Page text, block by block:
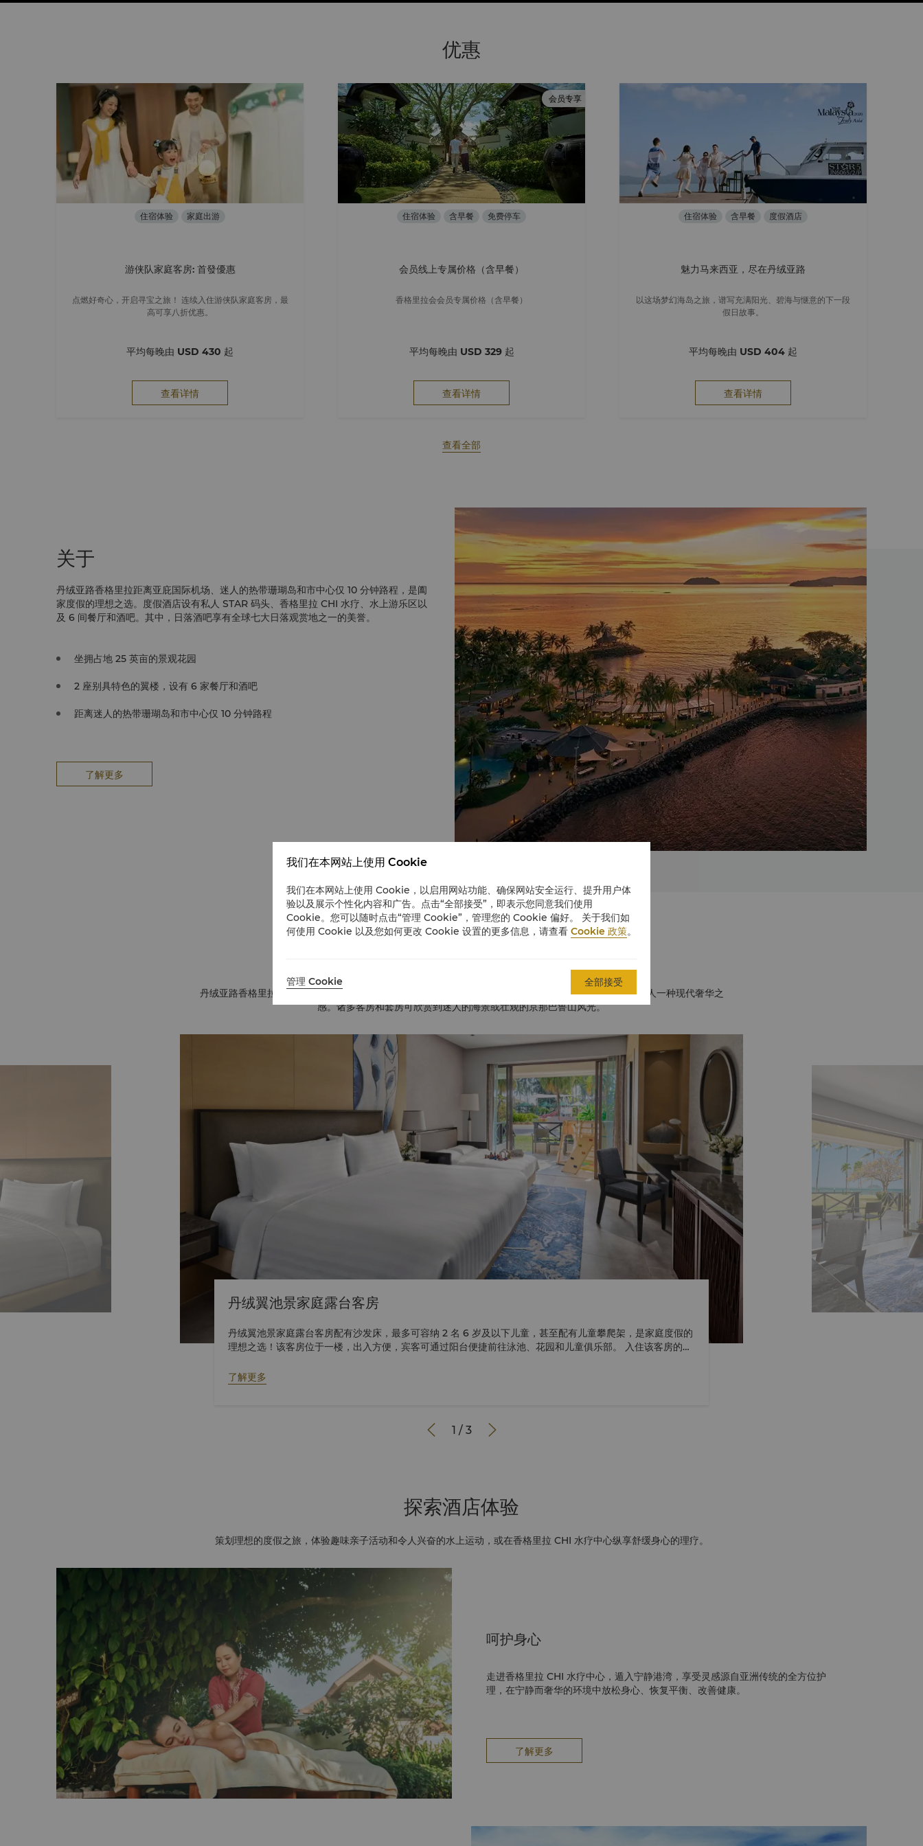
优惠
住宿体验 家庭出游
游侠队家庭客房: 首發優惠
点燃好奇心，开启寻宝之旅！ 连续入住游侠队家庭客房，最
高可享八折优惠。
平均每晚由 USD 430 起
查看详情
会员专享
住宿体验 含早餐 免费停车
会员线上专属价格（含早餐）
香格里拉会会员专属价格（含早餐）
平均每晚由 USD 329 起
查看详情
住宿体验 含早餐 度假酒店
魅力马来西亚，尽在丹绒亚路
以这场梦幻海岛之旅，谱写充满阳光、碧海与惬意的下一段
假日故事。
平均每晚由 USD 404 起
查看详情
查看全部
关于
丹绒亚路香格里拉距离亚庇国际机场、迷人的热带珊瑚岛和市中心仅 10 分钟路程，是阖
家度假的理想之选。度假酒店设有私人 STAR 码头、香格里拉 CHI 水疗、水上游乐区以
及 6 间餐厅和酒吧。其中，日落酒吧享有全球七大日落观赏地之一的美誉。
坐拥占地 25 英亩的景观花园
2 座别具特色的翼楼，设有 6 家餐厅和酒吧
距离迷人的热带珊瑚岛和市中心仅 10 分钟路程
了解更多
丹绒亚路香格里拉拥有 498 间客房和套房，其以婆罗洲自然风情为灵感，采用丰富的颜色与纹理装饰，给人一种现代奢华之
感。诸多客房和套房可欣赏到迷人的海景或壮观的京那巴鲁山风光。
丹绒翼池景家庭露台客房
丹绒翼池景家庭露台客房配有沙发床，最多可容纳 2 名 6 岁及以下儿童，甚至配有儿童攀爬架，是家庭度假的
理想之选！该客房位于一楼，出入方便，宾客可通过阳台便捷前往泳池、花园和儿童俱乐部。 入住该客房的小
家庭露台客房相连通，以供多世代家庭下榻。12 岁及以下儿童还可免费进入附近的炫酷地带儿童俱乐部。 对于
入住丹绒泳池景露台家庭客房的宾客，最多 2 名 12 岁以下儿童可由 2 位付费成人陪同在 Café TATU 全日餐
了解更多
 1 /3 
探索酒店体验
策划理想的度假之旅，体验趣味亲子活动和令人兴奋的水上运动，或在香格里拉 CHI 水疗中心纵享舒缓身心的理疗。
呵护身心
走进香格里拉 CHI 水疗中心，遁入宁静港湾，享受灵感源自亚洲传统的全方位护
理，在宁静而奢华的环境中放松身心、恢复平衡、改善健康。
了解更多
我们在本网站上使用 Cookie
我们在本网站上使用 Cookie，以启用网站功能、确保网站安全运行、提升用户体
验以及展示个性化内容和广告。点击“全部接受”，即表示您同意我们使用
Cookie。您可以随时点击“管理 Cookie”，管理您的 Cookie 偏好。 关于我们如
何使用 Cookie 以及您如何更改 Cookie 设置的更多信息，请查看 Cookie 政策。
管理 Cookie 全部接受